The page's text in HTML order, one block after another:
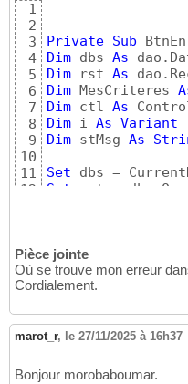
1
2
3
4
5
6
7
8
9
10
11
12
16
17
18
20
21
23
Private Sub
Dim dbs As
Dim rst As
Dim MesCriteres
Dim ctl As
Dim i As Variant
Dim stMsg As
Set
Set
rst =
' contrôle saisie
If IsNull
        SendKeys
Exit Sub
Pièce jointe
Où se trouve mon erreur
Cordialement.
marot_r, le 27/11/2025 à 16h37
Bonjour morobaboumar.